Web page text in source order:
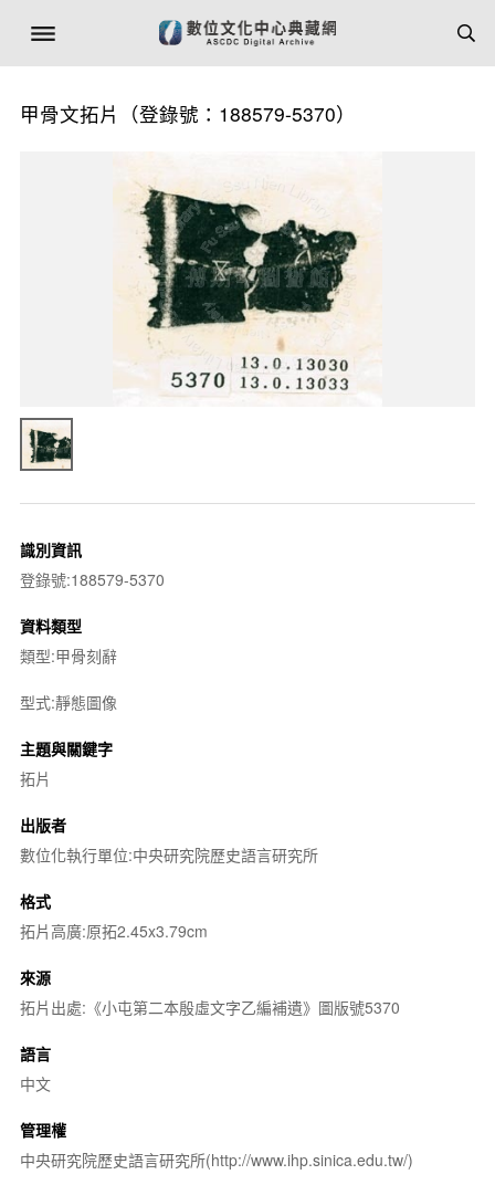
甲骨文拓片（登錄號：188579-5370）
識別資訊
登錄號:188579-5370
資料類型
類型:甲骨刻辭
型式:靜態圖像
主題與關鍵字
拓片
出版者
數位化執行單位:中央研究院歷史語言研究所
格式
拓片高廣:原拓2.45x3.79cm
來源
拓片出處:《小屯第二本殷虛文字乙編補遺》圖版號5370
語言
中文
管理權
中央研究院歷史語言研究所(http://www.ihp.sinica.edu.tw/)